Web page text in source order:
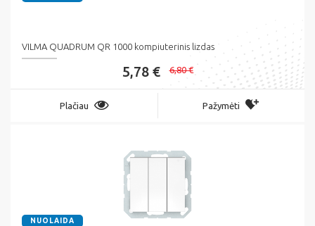
VILMA QUADRUM QR 1000 kompiuterinis lizdas
5,78 € 6,80 €
Plačiau Pažymėti
NUOLAIDA